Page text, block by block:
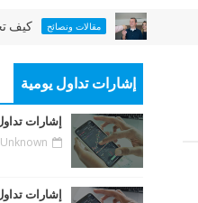
مقالات ونصائح كيف تختار
إشارات تداول يومية
إشارات تداول
Unknown
إشارات تداول